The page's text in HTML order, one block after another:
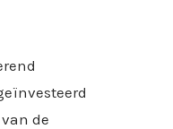
de